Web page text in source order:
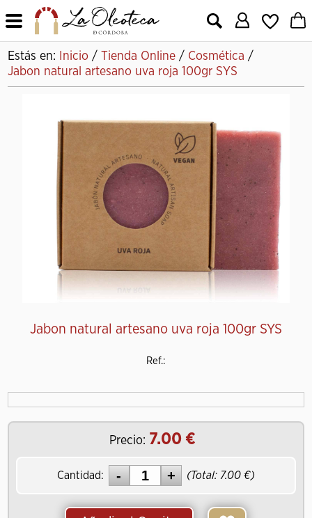
X
Estás en: Inicio / Tienda Online / Cosmética /
Jabon natural artesano uva roja 100gr SYS
Jabon natural artesano uva roja 100gr SYS
Ref.:
Precio: 7.00
Cantidad: (Total: 7.00)